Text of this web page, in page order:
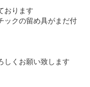
おります
ックの留め具がまだ付
しくお願い致します